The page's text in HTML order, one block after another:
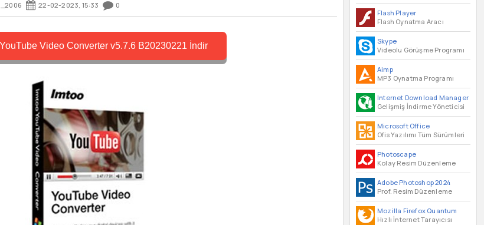
Flash Player
Flash Oynatma Aracı
Skype
Videolu Görüşme Programı
Aimp
MP3 Oynatma Programı
Internet Download Manager
Gelişmiş İndirme Yöneticisi
Microsoft Office
Ofis Yazılımı Tüm Sürümleri
Photoscape
Kolay Resim Düzenleme
Adobe Photoshop 2024
Prof. Resim Düzenleme
Mozilla Firefox Quantum
Hızlı İnternet Tarayıcısı
22-02-2023, 15:33 0
YouTube Video Converter v5.7.6 B20230221 İndir